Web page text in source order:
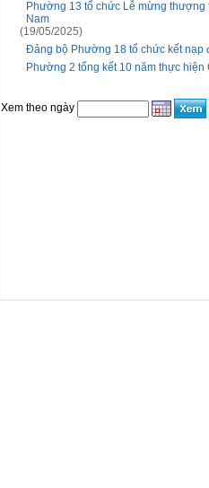
Phường 13 tổ chức Lễ mừng
Nam
(19/05/2025)
Đảng bộ Phường 18 tổ chức kết nạp
Phường 2 tổng kết 10 năm thực hiện
Xem theo ngày